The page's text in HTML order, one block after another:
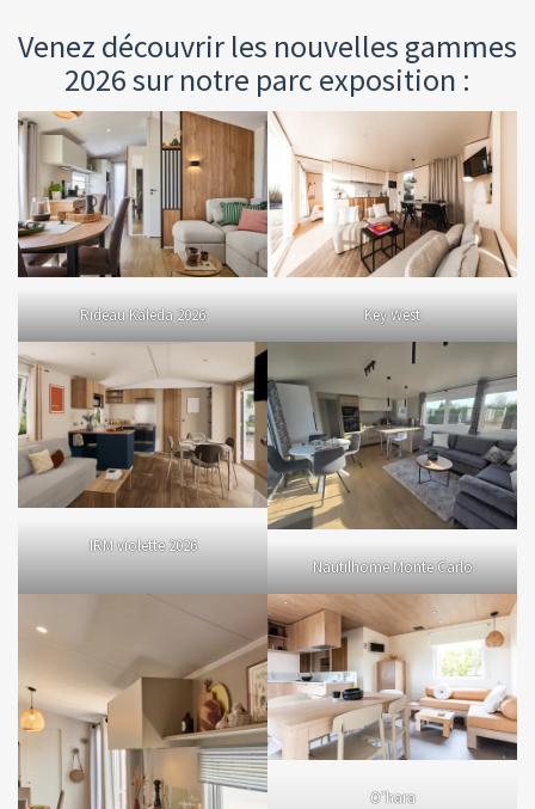
Venez découvrir les nouvelles gammes
2026 sur notre parc exposition :
Rideau Kaleda 2026 Key West
IRM violette 2026
Nautilhome Monte Carlo
O’hara